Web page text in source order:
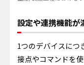
設定や連携機能が
1つのデバイスにつ
接点やコマンドを